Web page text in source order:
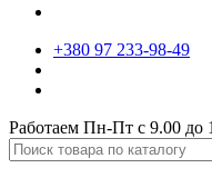
+380 97 233-98-49
Работаем Пн-Пт с 9.00 до